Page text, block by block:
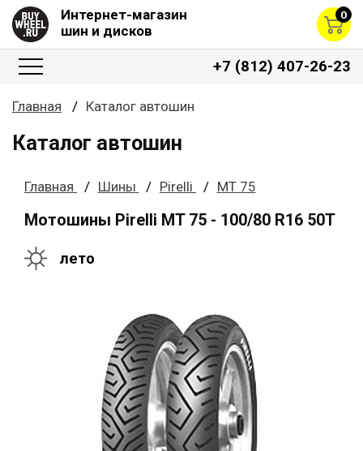
Интернет-магазин
шин и дисков
0
+7 (812) 407-26-23
Главная Каталог автошин
Каталог автошин
Главная Шины Pirelli MT 75
Мотошины Pirelli MT 75 - 100/80 R16 50T
лето